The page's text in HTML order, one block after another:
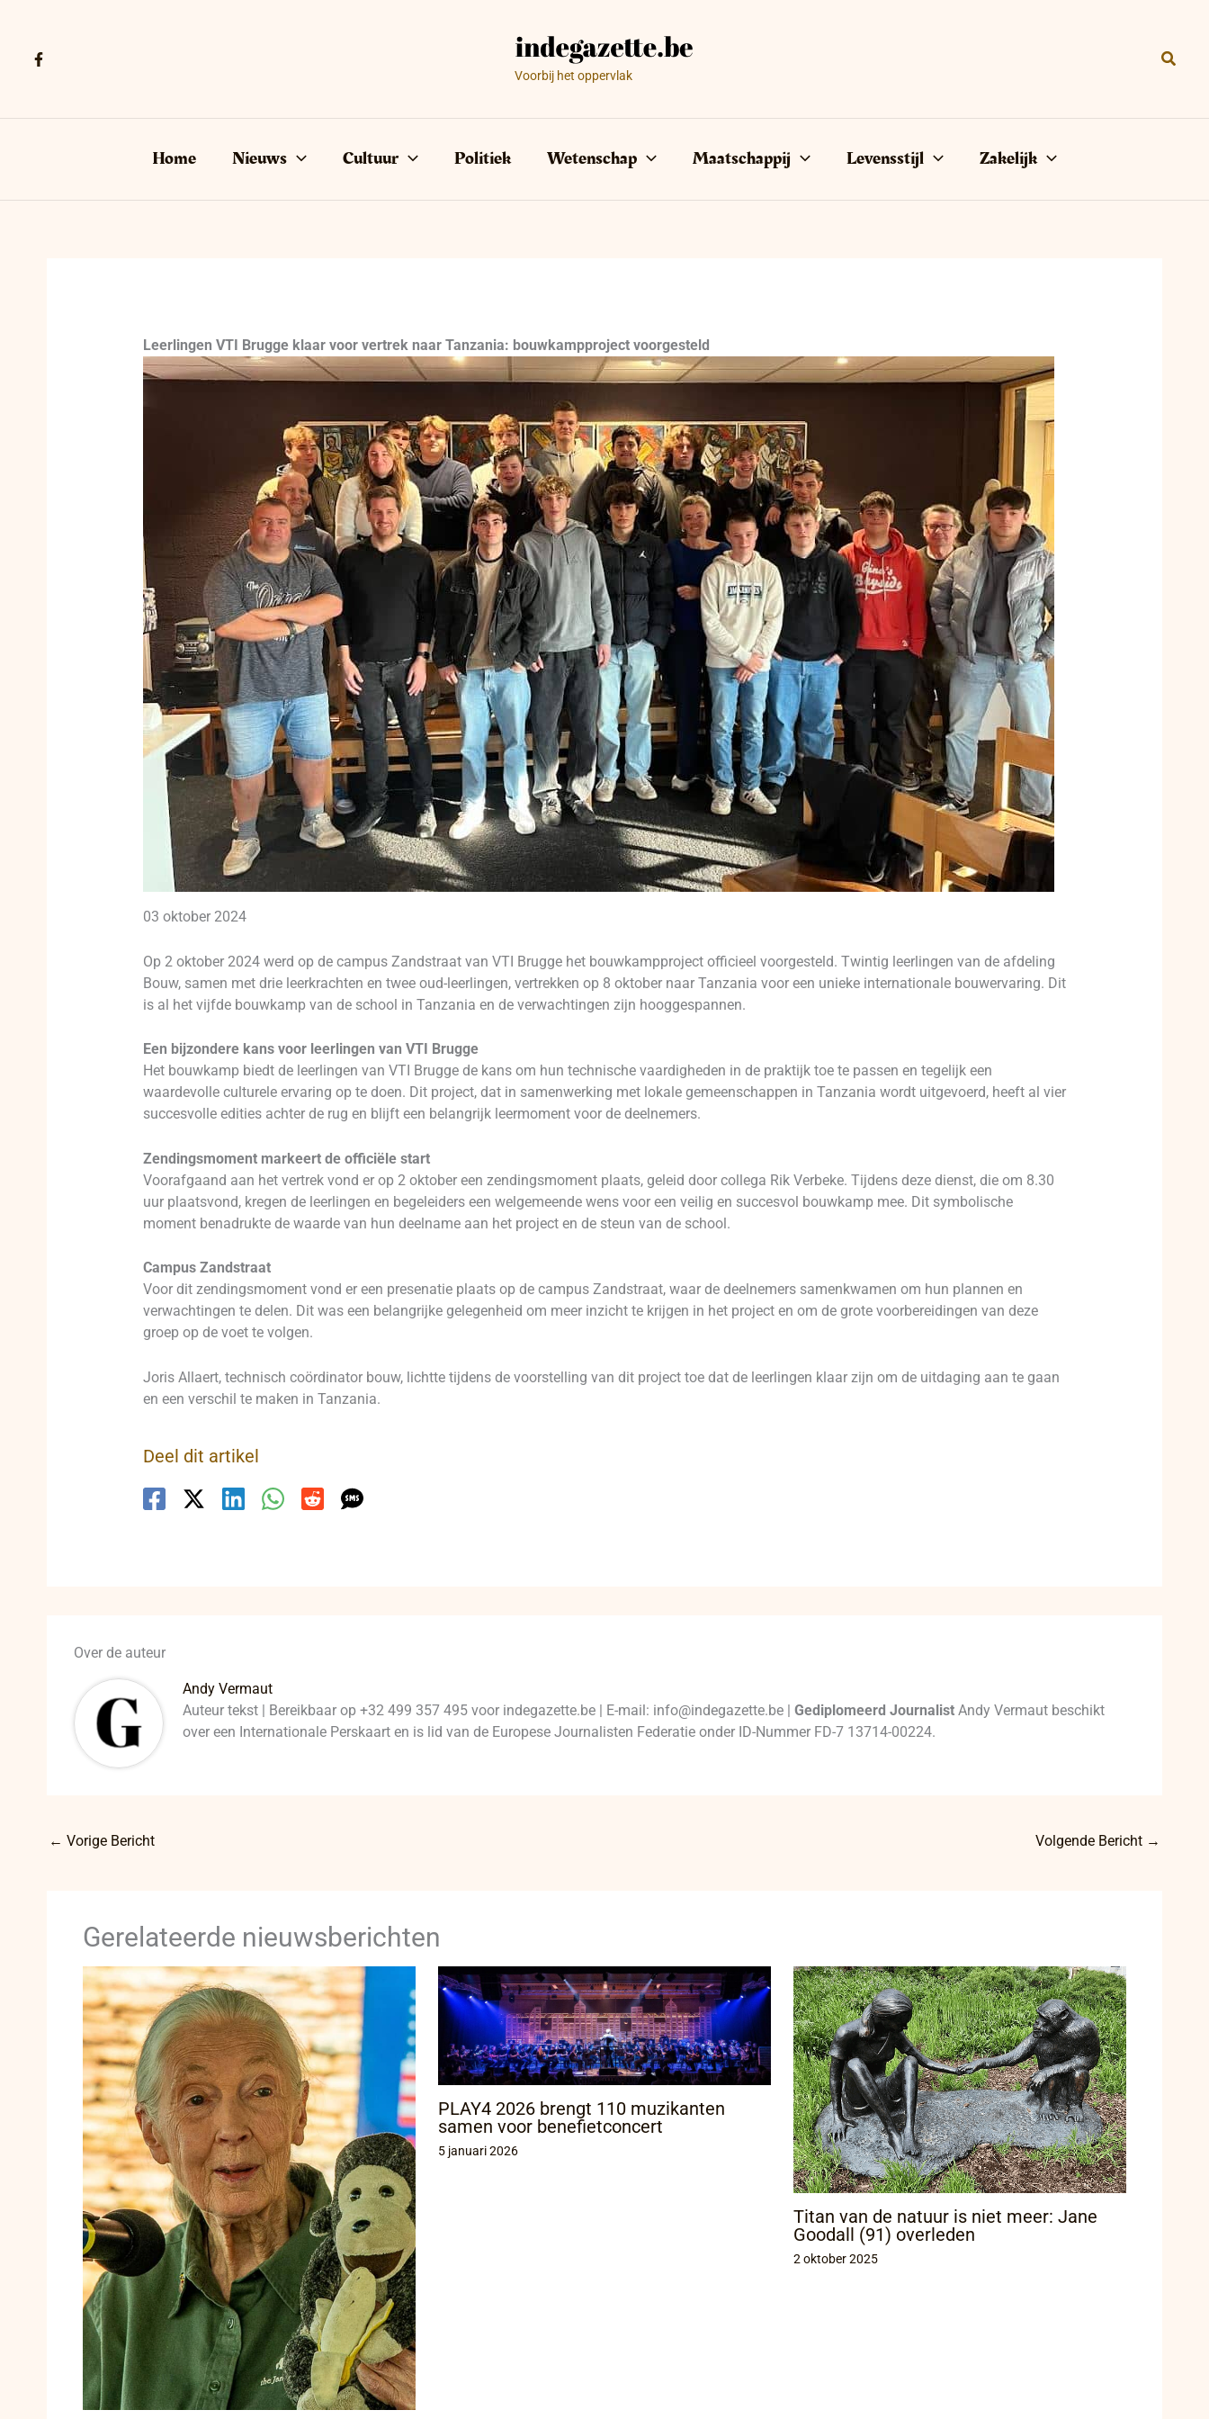
Voorbij het oppervlak
Home Nieuws Cultuur Politiek Wetenschap Maatschappij Levensstijl Zakelijk
Leerlingen VTI Brugge klaar voor vertrek naar Tanzania: bouwkampproject voorgesteld
03 oktober 2024
Op 2 oktober 2024 werd op de campus Zandstraat van VTI Brugge het bouwkampproject officieel voorgesteld. Twintig leerlingen van de afdeling
Bouw, samen met drie leerkrachten en twee oud-leerlingen, vertrekken op 8 oktober naar Tanzania voor een unieke internationale bouwervaring. Dit
is al het vijfde bouwkamp van de school in Tanzania en de verwachtingen zijn hooggespannen.
Een bijzondere kans voor leerlingen van VTI Brugge
Het bouwkamp biedt de leerlingen van VTI Brugge de kans om hun technische vaardigheden in de praktijk toe te passen en tegelijk een
waardevolle culturele ervaring op te doen. Dit project, dat in samenwerking met lokale gemeenschappen in Tanzania wordt uitgevoerd, heeft al vier
succesvolle edities achter de rug en blijft een belangrijk leermoment voor de deelnemers.
Zendingsmoment markeert de officiële start
Voorafgaand aan het vertrek vond er op 2 oktober een zendingsmoment plaats, geleid door collega Rik Verbeke. Tijdens deze dienst, die om 8.30
uur plaatsvond, kregen de leerlingen en begeleiders een welgemeende wens voor een veilig en succesvol bouwkamp mee. Dit symbolische
moment benadrukte de waarde van hun deelname aan het project en de steun van de school.
Campus Zandstraat
Voor dit zendingsmoment vond er een presenatie plaats op de campus Zandstraat, waar de deelnemers samenkwamen om hun plannen en
verwachtingen te delen. Dit was een belangrijke gelegenheid om meer inzicht te krijgen in het project en om de grote voorbereidingen van deze
groep op de voet te volgen.
Joris Allaert, technisch coördinator bouw, lichtte tijdens de voorstelling van dit project toe dat de leerlingen klaar zijn om de uitdaging aan te gaan
en een verschil te maken in Tanzania.
Deel dit artikel
Over de auteur
Andy Vermaut
Auteur tekst | Bereikbaar op +32 499 357 495 voor indegazette.be | E-mail: info@indegazette.be |Gediplomeerd Journalist Andy Vermaut beschikt
over een Internationale Perskaart en is lid van de Europese Journalisten Federatie onder ID-Nummer FD-7 13714-00224.
← Vorige Bericht Volgende Bericht →
Gerelateerde nieuwsberichten
PLAY4 2026 brengt 110 muzikanten
samen voor benefietconcert
5 januari 2026
Titan van de natuur is niet meer: Jane
Goodall (91) overleden
2 oktober 2025